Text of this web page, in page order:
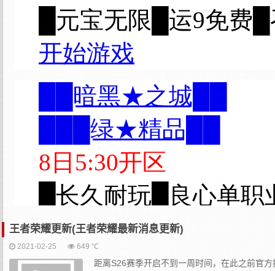
王者荣耀更新(王者荣耀最新消息更新)
2021-02-25 649 ℃
距离S26赛季开启不到一周时间，在此之前官